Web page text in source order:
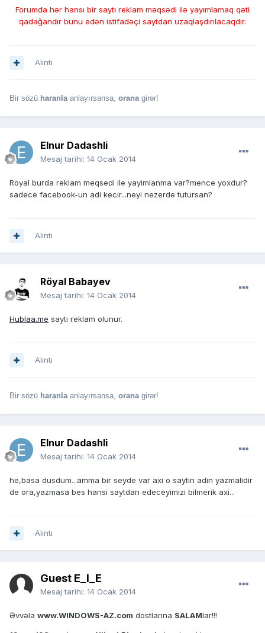
Forumda hər hansı bir saytı reklam məqsədi ilə yayımlamaq qəti
qadağandır bunu edən istifadəçi saytdan uzaqlaşdırılacaqdır.
Alıntı
Bir sözü haranla anlayırsansa, orana girər!
Elnur Dadashli
Mesaj tarihi: 14 Ocak 2014
Royal burda reklam meqsedi ile yayimlanma var?mence yoxdur?
sadece facebook-un adi kecir...neyi nezerde tutursan?
Alıntı
Röyal Babayev
Mesaj tarihi: 14 Ocak 2014
Hublaa.me saytı reklam olunur.
Alıntı
Bir sözü haranla anlayırsansa, orana girər!
Elnur Dadashli
Mesaj tarihi: 14 Ocak 2014
he,basa dusdum...amma bir seyde var axi o saytin adin yazmalidir
de ora,yazmasa bes hansi saytdan edeceyimizi bilmerik axi...
Alıntı
Guest E_I_E
Mesaj tarihi: 14 Ocak 2014
Əvvəla www.WINDOWS-AZ.com dostlarına SALAMlar!!!